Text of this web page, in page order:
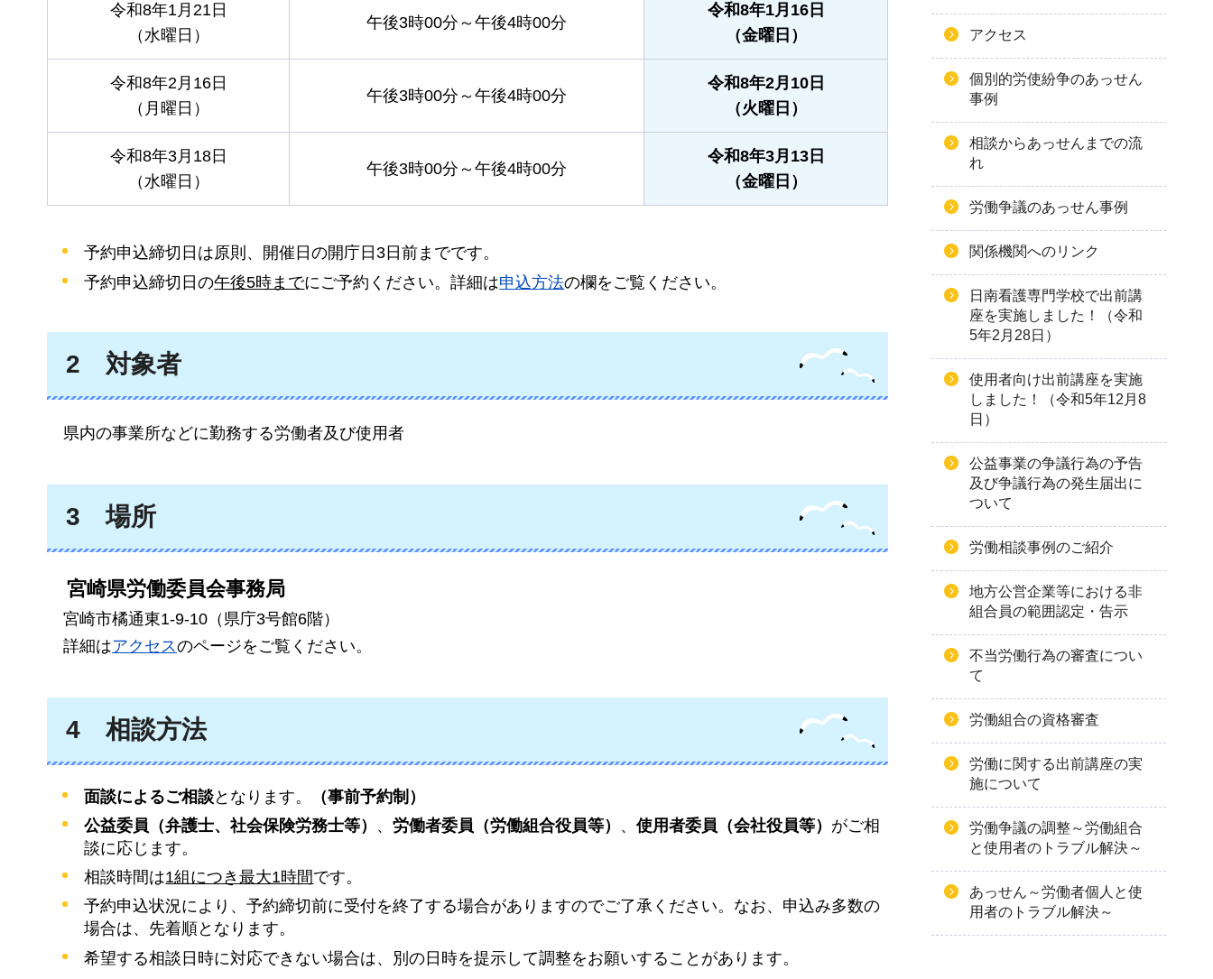
令和8年1月21日
（水曜日）
午後3時00分～午後4時00分
令和8年1月16日
（金曜日）
令和8年2月16日
（月曜日）
午後3時00分～午後4時00分
令和8年2月10日
（火曜日）
令和8年3月18日
（水曜日）
午後3時00分～午後4時00分
令和8年3月13日
（金曜日）
予約申込締切日は原則、開催日の開庁日3日前までです。
予約申込締切日の午後5時までにご予約ください。詳細は申込方法の欄をご覧ください。
2 対象者
県内の事業所などに勤務する労働者及び使用者
3 場所
宮崎県労働委員会事務局
宮崎市橘通東1-9-10（県庁3号館6階）
詳細はアクセスのページをご覧ください。
4 相談方法
面談によるご相談となります。
（事前予約制）
公益委員（弁護士、社会保険労務士等） 、労働者委員（労働組合役員等） 、使用者委員（会社役員等） がご相
談に応じます。
相談時間は1組につき最大1時間です。
予約申込状況により、予約締切前に受付を終了する場合がありますのでご了承ください。なお、申込み多数の
場合は、先着順となります。
希望する相談日時に対応できない場合は、別の日時を提示して調整をお願いすることがあります。
アクセス
個別的労使紛争のあっせん
事例
相談からあっせんまでの流
れ
労働争議のあっせん事例
関係機関へのリンク
日南看護専門学校で出前講
座を実施しました！（令和
5年2月28日）
使用者向け出前講座を実施
しました！（令和5年12月8
日）
公益事業の争議行為の予告
及び争議行為の発生届出に
ついて
労働相談事例のご紹介
地方公営企業等における非
組合員の範囲認定・告示
不当労働行為の審査につい
て
労働組合の資格審査
労働に関する出前講座の実
施について
労働争議の調整～労働組合
と使用者のトラブル解決～
あっせん～労働者個人と使
用者のトラブル解決～